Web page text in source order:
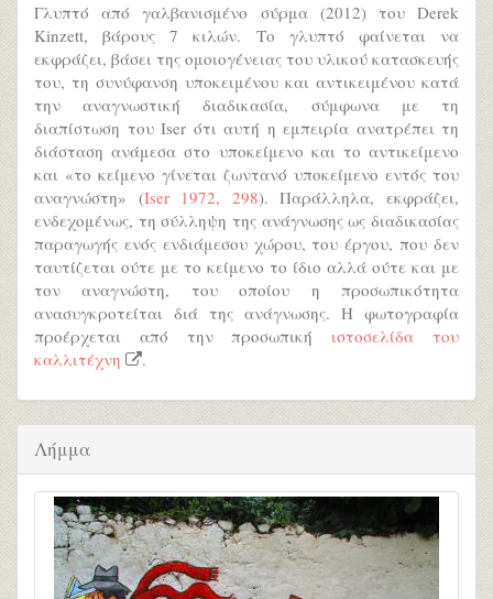
Γλυπτό από γαλβανισμένο σύρμα (2012) του Derek
Kinzett, βάρους 7 κιλών. Το γλυπτό φαίνεται να
εκφράζει, βάσει της ομοιογένειας του υλικού κατασκευής
του, τη συνύφανση υποκειμένου και αντικειμένου κατά
την αναγνωστική διαδικασία, σύμφωνα με τη
διαπίστωση του Iser ότι αυτή η εμπειρία ανατρέπει τη
διάσταση ανάμεσα στο υποκείμενο και το αντικείμενο
και «το κείμενο γίνεται ζωντανό υποκείμενο εντός του
αναγνώστη» (Ιser 1972, 298). Παράλληλα, εκφράζει,
ενδεχομένως, τη σύλληψη της ανάγνωσης ως διαδικασίας
παραγωγής ενός ενδιάμεσου χώρου, του έργου, που δεν
ταυτίζεται ούτε με το κείμενο το ίδιο αλλά ούτε και με
τον αναγνώστη, του οποίου η προσωπικότητα
ανασυγκροτείται διά της ανάγνωσης. Η φωτογραφία
προέρχεται από την προσωπική ιστοσελίδα του
καλλιτέχνη
.
Λήμμα